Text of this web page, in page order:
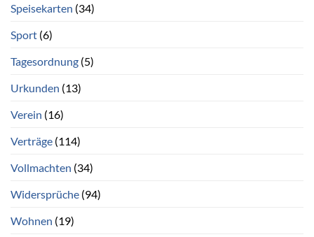
Speisekarten (34)
Sport (6)
Tagesordnung (5)
Urkunden (13)
Verein (16)
Verträge (114)
Vollmachten (34)
Widersprüche (94)
Wohnen (19)